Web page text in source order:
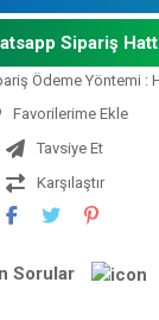
Sipariş
Ödeme Yöntemi :
Tavsiye Et
Karşılaştır
Sorular